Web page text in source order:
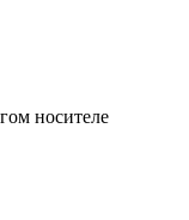
носителе